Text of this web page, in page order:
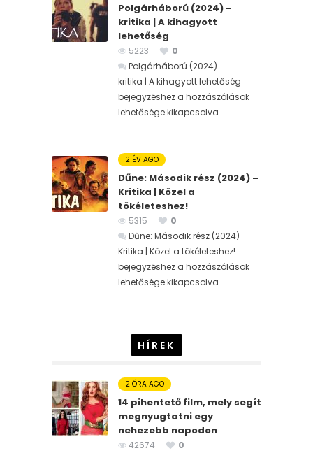
Polgárháború (2024) –
kritika | A kihagyott
lehetőség
5223
0
Polgárháború (2024) –
kritika | A kihagyott lehetőség
bejegyzéshez a hozzászólások
lehetősége kikapcsolva
2 ÉV AGO
Dűne: Második rész (2024) –
Kritika | Közel a
tökéleteshez!
5315
0
Dűne: Második rész (2024) –
Kritika | Közel a tökéleteshez!
bejegyzéshez a hozzászólások
lehetősége kikapcsolva
HÍREK
2 ÓRA AGO
14 pihentető film, mely segít
megnyugtatni egy
nehezebb napodon
42674
0